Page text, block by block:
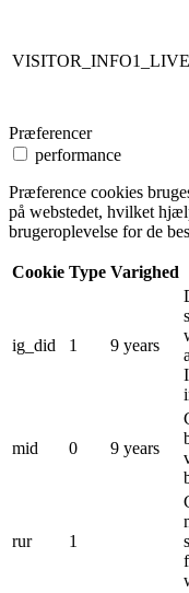
VISITOR_INFO1_LIVE
Præferencer
performance
Præference cookies
på webstedet, hvilket
brugeroplevelse for de
Cookie Type Varighed
ig_did 1 9 years
mid 0 9 years
rur 1